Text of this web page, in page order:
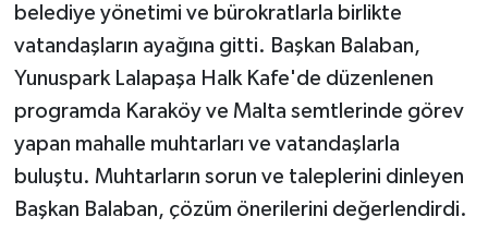
belediye yönetimi ve bürokratlarla birlikte
vatandaşların ayağına gitti. Başkan Balaban,
Yunuspark Lalapaşa Halk Kafe'de düzenlenen
programda Karaköy ve Malta semtlerinde görev
yapan mahalle muhtarları ve vatandaşlarla
buluştu. Muhtarların sorun ve taleplerini dinleyen
Başkan Balaban, çözüm önerilerini değerlendirdi.